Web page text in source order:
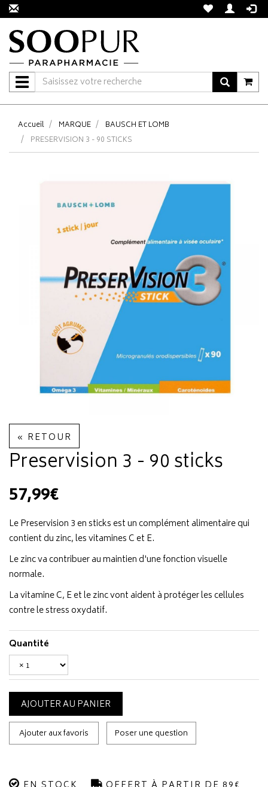
Navigation
Accueil MARQUE
BAUSCH ET LOMB
PRESERVISION 3 - 90 STICKS
« RETOUR
Preservision 3 - 90 sticks
57,99€
Le Preservision 3 en sticks est un complément alimentaire qui
contient du zinc, les vitamines C et E.
Le zinc va contribuer au maintien d'une fonction visuelle
normale.
La vitamine C, E et le zinc vont aident à protéger les cellules
contre le stress oxydatif.
Quantité
AJOUTER AU PANIER
Ajouter aux favoris Poser une question